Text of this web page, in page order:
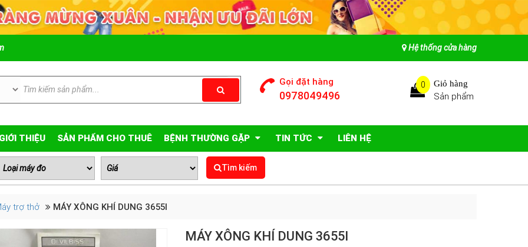
Hệ thống cửa hàng
Gọi đặt hàng
0978049496
0 Giỏ hàng
Sản phẩm
THIỆU SẢN PHẨM CHO THUÊ BỆNH THƯỜNG GẶP TIN TỨC LIÊN HỆ
Tìm kiếm
trợ thở MÁY XÔNG KHÍ DUNG 3655I
MÁY XÔNG KHÍ DUNG 3655I